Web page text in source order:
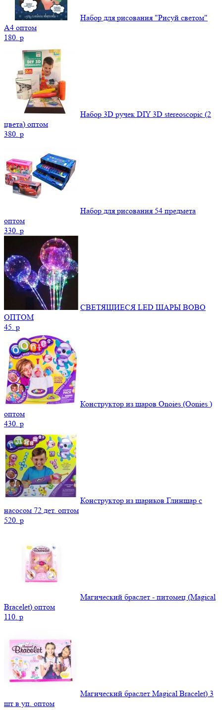
Набор для рисования "Рисуй светом"
А4 оптом
180. p
Набор 3D ручек DIY 3D stereoscopic (2
цвета) оптом
380. p
Набор для рисования 54 предмета
оптом
330. p
СВЕТЯЩИЕСЯ LED ШАРЫ BOBO
ОПТОМ
45. p
Конструктор из шаров Onoies (Oonies )
оптом
430. p
Конструктор из шариков Глиншар с
насосом 72 дет. оптом
520. p
Магический браслет - питомец (Magical
Bracelet) оптом
110. p
Магический браслет Magical Bracelet) 3
шт в уп. оптом